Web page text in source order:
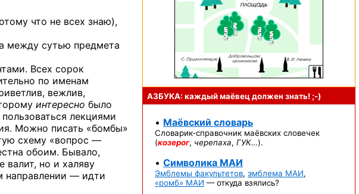
что не всех знаю),
между сутью предмета
Всех сорок
по именам
вежлив,
интересно было
лекциями
Можно писать «бомбы»
схему «вопрос —
обоим. Бывало,
но и халяву
направлении — идти
АЗБУКА: каждый маёвец должензнать! ;-)
• Маёвский словарь
Словарик-справочник маёвских словечек
(козерог, черепаха, ГУК…).
• Символика МАИ
Эмблемы факультетов, эмблема МАИ,
«ромб» МАИ — откуда взялись?